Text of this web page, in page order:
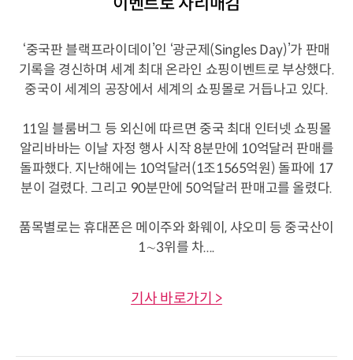
‘중국판 블랙프라이데이’인 ‘광군제(Singles Day)’가 판매
기록을 경신하며 세계 최대 온라인 쇼핑이벤트로 부상했다.
중국이 세계의 공장에서 세계의 쇼핑몰로 거듭나고 있다.
11일 블룸버그 등 외신에 따르면 중국 최대 인터넷 쇼핑몰
알리바바는 이날 자정 행사 시작 8분만에 10억달러 판매를
돌파했다. 지난해에는 10억달러(1조1565억원) 돌파에 17
분이 걸렸다. 그리고 90분만에 50억달러 판매고를 올렸다.
품목별로는 휴대폰은 메이주와 화웨이, 샤오미 등 중국산이
1∼3위를 차....
기사 바로가기 >